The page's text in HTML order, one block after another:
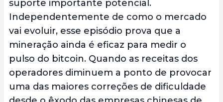
suporte importante potencial.
Independentemente de como o mercado
vai evoluir, esse episódio prova que a
mineração ainda é eficaz para medir o
pulso do bitcoin. Quando as receitas dos
operadores diminuem a ponto de provocar
uma das maiores correções de dificuldade